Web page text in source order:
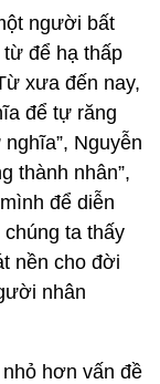
người bất
để hạ thấp
xưa đến nay,
để tự răng
Nguyễn
thành nhân”,
để diễn
chúng ta thấy
nền cho đời
nhân
hơn vấn đề